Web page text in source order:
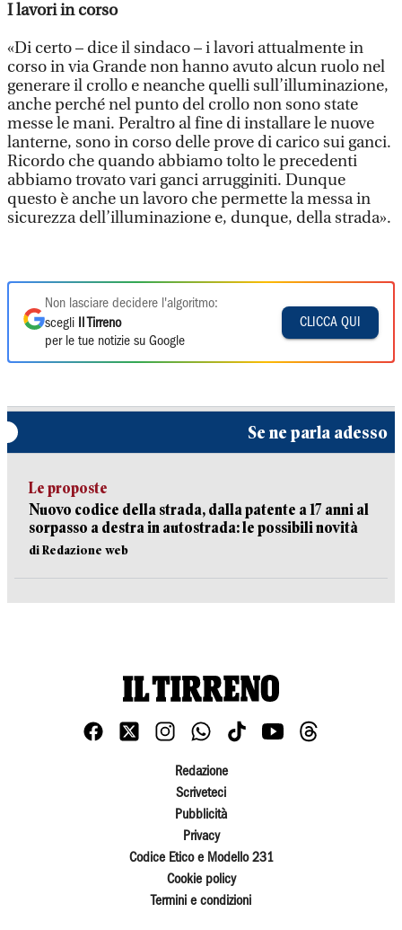
I lavori in corso
«Di certo – dice il sindaco – i lavori attualmente in
corso in via Grande non hanno avuto alcun ruolo nel
generare il crollo e neanche quelli sull’illuminazione,
anche perché nel punto del crollo non sono state
messe le mani. Peraltro al fine di installare le nuove
lanterne, sono in corso delle prove di carico sui ganci.
Ricordo che quando abbiamo tolto le precedenti
abbiamo trovato vari ganci arrugginiti. Dunque
questo è anche un lavoro che permette la messa in
sicurezza dell’illuminazione e, dunque, della strada».
Non lasciare decidere l'algoritmo:
scegli
Il Tirreno
per le tue notizie su Google
CLICCA QUI
Se ne parla adesso
Le proposte
Nuovo codice della strada, dalla patente a 17 anni al
sorpasso a destra in autostrada: le possibili novità
di Redazione web
Redazione
Scriveteci
Pubblicità
Privacy
Codice Etico e Modello 231
Cookie policy
Termini e condizioni